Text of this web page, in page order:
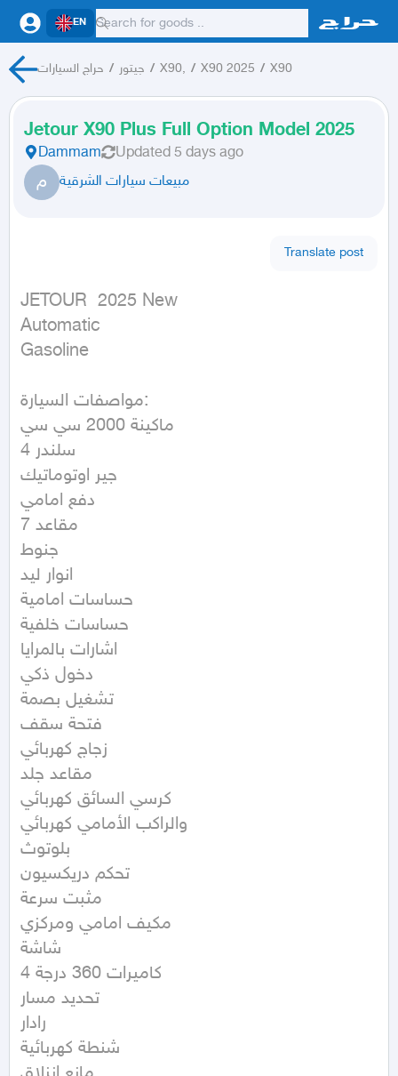
EN
حراج السيارات / جيتور / X90, / X90 2025 / X90
Jetour X90 Plus Full Option Model 2025
Dammam Updated 5 days ago
م مبيعات سيارات الشرقية
Translate post
JETOUR  2025 New
Automatic
Gasoline
مواصفات السيارة:
ماكينة 2000 سي سي
4 سلندر
جير اوتوماتيك
دفع امامي
7 مقاعد
جنوط
انوار ليد
حساسات امامية
حساسات خلفية
اشارات بالمرايا
دخول ذكي
تشغيل بصمة
فتحة سقف
زجاج كهربائي
مقاعد جلد
كرسي السائق كهربائي
والراكب الأمامي كهربائي
بلوتوث
تحكم دريكسيون
مثبت سرعة
مكيف امامي ومركزي
شاشة
4 كاميرات 360 درجة
تحديد مسار
رادار
شنطة كهربائية